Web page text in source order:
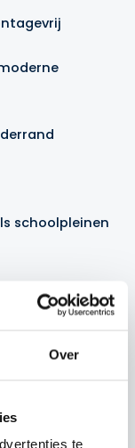
Over
te
schoolpleinen
in